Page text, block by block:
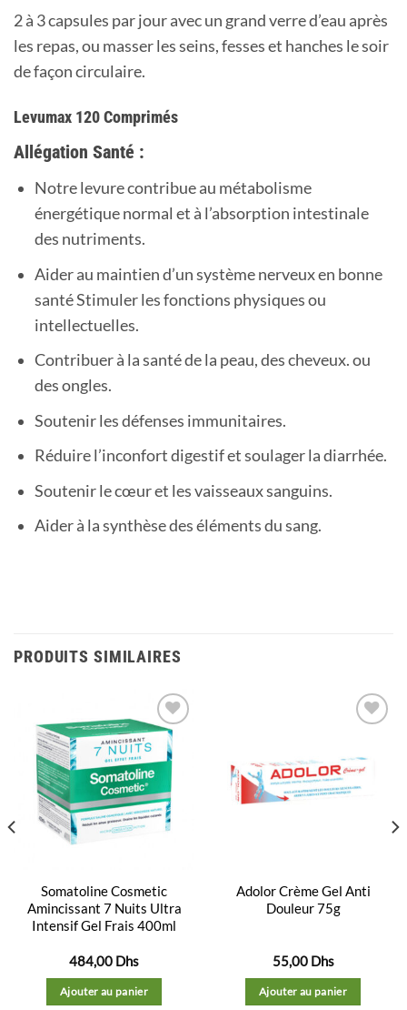
2 à 3 capsules par jour avec un grand verre d’eau après
les repas, ou masser les seins, fesses et hanches le soir
de façon circulaire.
Levumax 120 Comprimés
Allégation Santé :
Notre levure contribue au métabolisme
énergétique normal et à l’absorption intestinale
des nutriments.
Aider au maintien d’un système nerveux en bonne
santé Stimuler les fonctions physiques ou
intellectuelles.
Contribuer à la santé de la peau, des cheveux. ou
des ongles.
Soutenir les défenses immunitaires.
Réduire l’inconfort digestif et soulager la diarrhée.
Soutenir le cœur et les vaisseaux sanguins.
Aider à la synthèse des éléments du sang.
PRODUITS SIMILAIRES
Ajouter
à la
liste
d’envies
Somatoline Cosmetic
Amincissant 7 Nuits Ultra
Intensif Gel Frais 400ml
484,00 Dhs
Ajouter au panier
Ajouter
à la
Adolor Crème Gel Anti
Douleur 75g
55,00 Dhs
Ajouter au panier